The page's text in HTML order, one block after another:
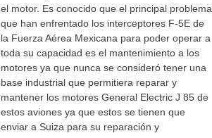
el motor. Es conocido que el principal problema
que han enfrentado los interceptores F-5E de
la Fuerza Aérea Mexicana para poder operar a
toda su capacidad es el mantenimiento a los
motores ya que nunca se consideró tener una
base industrial que permitiera reparar y
mantener los motores General Electric J 85 de
estos aviones ya que estos se tienen que
enviar a Suiza para su reparación y